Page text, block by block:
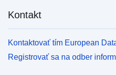
Kontakt
Kontaktovať tím European
Registrovať sa na odber